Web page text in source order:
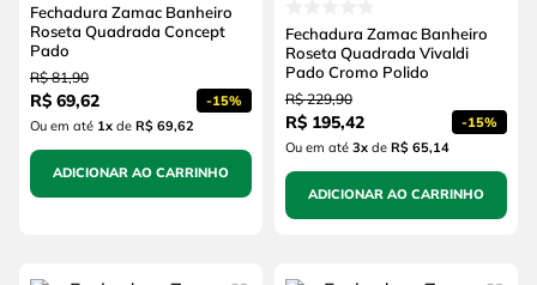
Fechadura Zamac Banheiro
Roseta Quadrada Concept
Pado
R$ 81,90
R$ 69,62 -15%
Ou em até 1xde R$ 69,62
ADICIONAR AO CARRINHO
Fechadura Zamac Banheiro
Roseta Quadrada Vivaldi
Pado Cromo Polido
R$ 229,90
R$ 195,42 -15%
Ou em até 3xde R$ 65,14
ADICIONAR AO CARRINHO